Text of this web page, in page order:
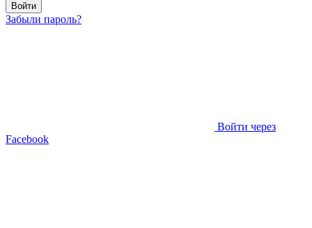
Войти
Забыли пароль?
Войти через
Facebook